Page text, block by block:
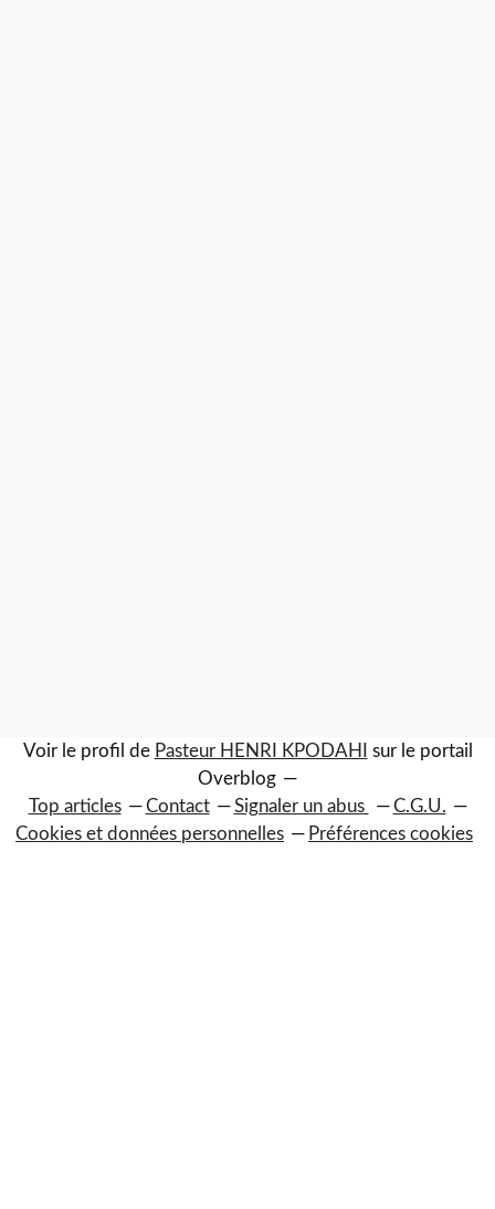
Voir le profil de Pasteur HENRI KPODAHI
sur le portail
Overblog
Top articles
Contact Signaler un abus
C.G.U.
Cookies et données personnelles
Préférences cookies